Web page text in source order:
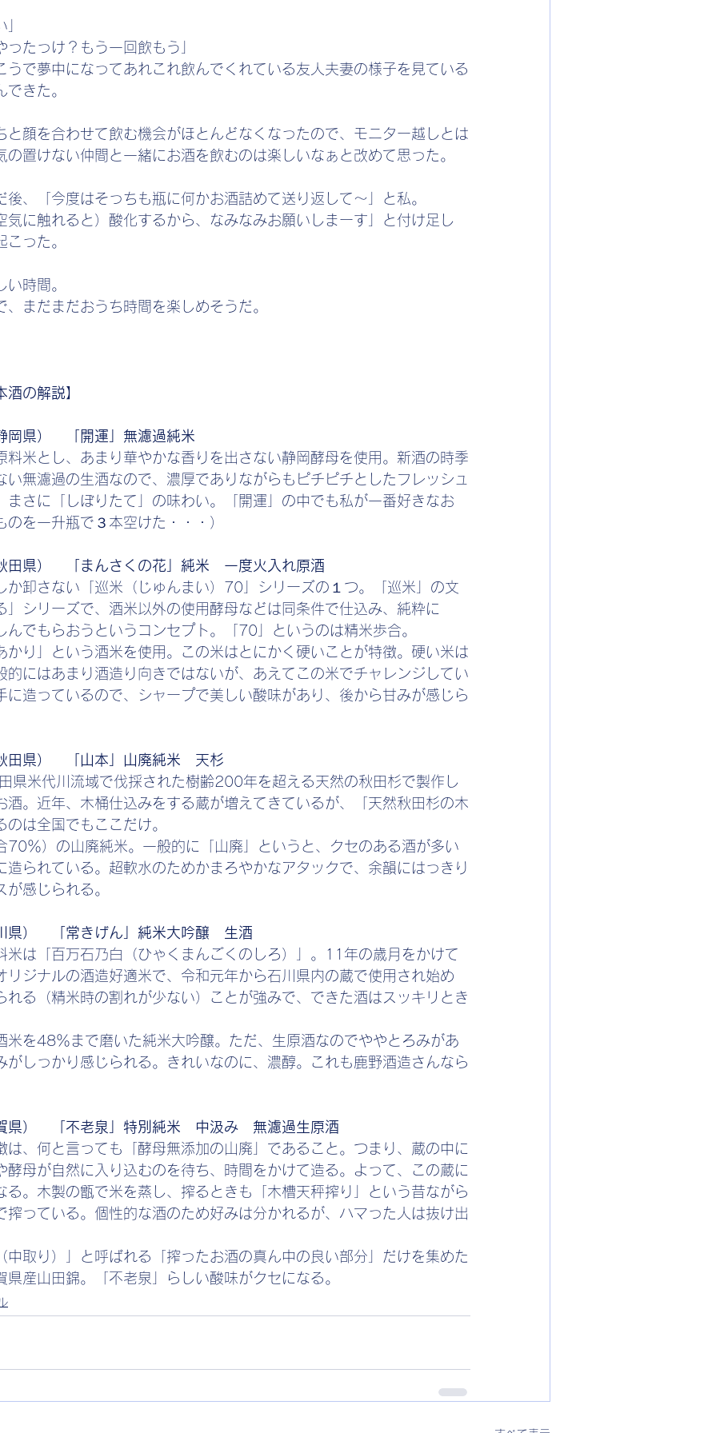
ったっけ？もう一回飲もう」
うで夢中になってあれこれ飲んでくれている友人夫妻の様子を見ている
できた。
と顔を合わせて飲む機会がほとんどなくなったので、モニター越しとは
の置けない仲間と一緒にお酒を飲むのは楽しいなぁと改めて思った。
後、「今度はそっちも瓶に何かお酒詰めて送り返して～」と私。
気に触れると）酸化するから、なみなみお願いしまーす」と付け足し
った。
時間。
、まだまだおうち時間を楽しめそうだ。
酒の解説】
岡県）　「開運」無濾過純米
米とし、あまり華やかな香りを出さない静岡酵母を使用。新酒の時季
い無濾過の生酒なので、濃厚でありながらもピチピチとしたフレッシュ
まさに「しぼりたて」の味わい。「開運」の中でも私が一番好きなお
のを一升瓶で３本空けた・・・）
田県）　「まんさくの花」純米　一度火入れ原酒
卸さない「巡米（じゅんまい）70」シリーズの１つ。「巡米」の文
」シリーズで、酒米以外の使用酵母などは同条件で仕込み、純粋に
んでもらおうというコンセプト。「70」というのは精米歩合。
り」という酒米を使用。この米はとにかく硬いことが特徴。硬い米は
的にはあまり酒造り向きではないが、あえてこの米でチャレンジしてい
に造っているので、シャープで美しい酸味があり、後から甘みが感じら
田県）　「山本」山廃純米　天杉
県米代川流域で伐採された樹齢200年を超える天然の秋田杉で製作し
酒。近年、木桶仕込みをする蔵が増えてきているが、「天然秋田杉の木
は全国でもここだけ。
％）の山廃純米。一般的に「山廃」というと、クセのある酒が多い
造られている。超軟水のためかまろやかなアタックで、余韻にはっきり
が感じられる。
県）　「常きげん」純米大吟醸　生酒
は「百万石乃白（ひゃくまんごくのしろ）」。11年の歳月をかけて
リジナルの酒造好適米で、令和元年から石川県内の蔵で使用され始め
れる（精米時の割れが少ない）ことが強みで、できた酒はスッキリとき
を48％まで磨いた純米大吟醸。ただ、生原酒なのでややとろみがあ
がしっかり感じられる。きれいなのに、濃醇。これも鹿野酒造さんなら
県）　「不老泉」特別純米　中汲み　無濾過生原酒
、何と言っても「酵母無添加の山廃」であること。つまり、蔵の中に
酵母が自然に入り込むのを待ち、時間をかけて造る。よって、この蔵に
る。木製の甑で米を蒸し、搾るときも「木槽天秤搾り」という昔ながら
搾っている。個性的な酒のため好みは分かれるが、ハマった人は抜け出
取り）」と呼ばれる「搾ったお酒の真ん中の良い部分」だけを集めた
県産山田錦。「不老泉」らしい酸味がクセになる。